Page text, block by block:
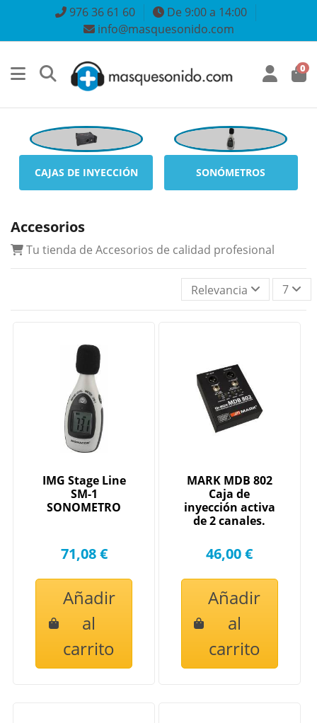
976 36 61 60
De 9:00 a 14:00
info@masquesonido.com
0
CAJAS DE INYECCIÓN SONÓMETROS
Accesorios
Tu tienda de Accesorios de calidad profesional
Relevancia 7
IMG Stage Line
SM-1
SONOMETRO
71,08 €
Añadir
al
carrito
MARK MDB 802
Caja de
inyección activa
de 2 canales.
46,00 €
Añadir
al
carrito